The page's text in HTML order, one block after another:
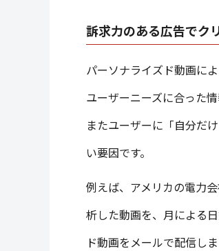
訴求力のある広告でク
パーソナライズド動画に
ユーザーニーズに合った
またユーザーに「自分だ
い要因です。
例えば、アメリカの電力
析した動画を、月による
ド動画をメールで配信しま